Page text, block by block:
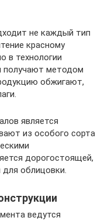
не каждый тип
красному
в технологии
получают методом
обжигают,
является
из особого сорта
дорогостоящей,
для облицовки.
ведутся